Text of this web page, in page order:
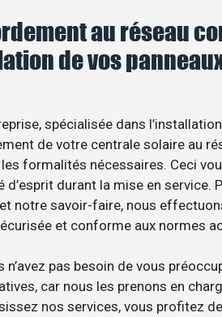
au réseau
de vos
spécialisée dans
de votre centrale solaire au
formalités nécessaires. Ceci
d’esprit durant la mise en service.
notre savoir-faire, nous
et conforme aux normes
n’avez pas besoin de vous
car nous les prenons en
nos services, vous profitez